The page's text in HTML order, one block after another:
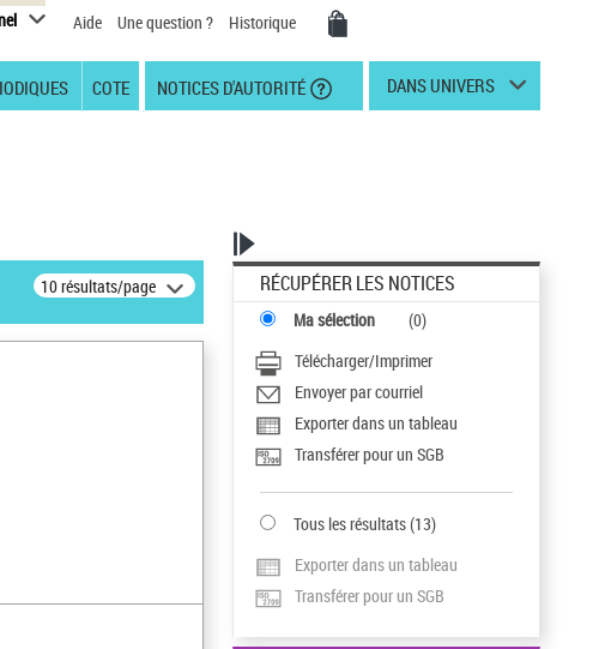
Aide Une question ? Historique
COTE NOTICES D'AUTORITÉ DANS UNIVERS
10 résultats/page RÉCUPÉRER LES NOTICES
Ma sélection (0)
Télécharger/Imprimer
Envoyer par courriel
Exporter dans un tableau
Transférer pour un SGB
Tous les résultats(13)
Exporter dans un tableau
Transférer pour un SGB